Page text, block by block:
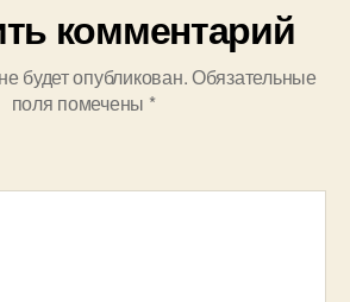
комментарий
будет опубликован.Обязательные
поля помечены *